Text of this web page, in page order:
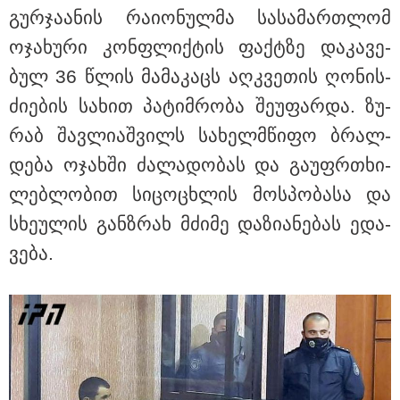
ბრალს წამიყენებს" - ცოტნე მირცხულავა
"ზურგს უკან ლაჩრულად მომეპარნენ და თავს
დამესხნენ - ასფალტზე თავი მრავალჯერ
დამარტყმევინეს, მირტყეს მუშტები" - რას ჰყვება
კურიერი, რომელსაც არასრულწლოვანები სასტიკად
გაუსწორდნენ?
გურ­ჯა­ა­ნის რა­ი­ო­ნულ­მა სა­სა­მარ­თლომ
ოჯა­ხუ­რი კონ­ფლიქ­ტის ფაქ­ტზე და­კა­ვე­
ბულ 36 წლის მა­მა­კაცს აღ­კვე­თის ღო­ნის­
ძი­ე­ბის სა­ხით პა­ტიმ­რო­ბა შე­უ­ფარ­და. ზუ­
რაბ შავ­ლი­აშ­ვილს სა­ხელ­მწი­ფო ბრალ­
დე­ბა ოჯახ­ში ძა­ლა­დო­ბას და გა­უფრ­თხი­
ლებ­ლო­ბით სი­ცო­ცხლის მოს­პო­ბა­სა და
სხე­უ­ლის გან­ზრახ მძი­მე და­ზი­ა­ნე­ბას ედა­
ვე­ბა.